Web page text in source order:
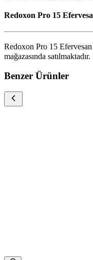
Redoxon Pro 15
Redoxon Pro 15
mağazasında satılmaktadır.
Benzer Ürünler